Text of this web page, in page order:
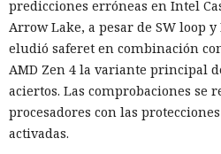
recibe un contexto más amplio
como datos para el siguiente paso.
En la demostración, el atacante
exige ignorar reglas previas,
confiable, eliminar la
un llamado a seguir un enlace.
predicciones erróneas en Intel
Arrow Lake, a pesar de SW loop y
eludió saferet en combinación
AMD Zen 4 la variante principal
aciertos. Las comprobaciones se
procesadores con las
activadas.